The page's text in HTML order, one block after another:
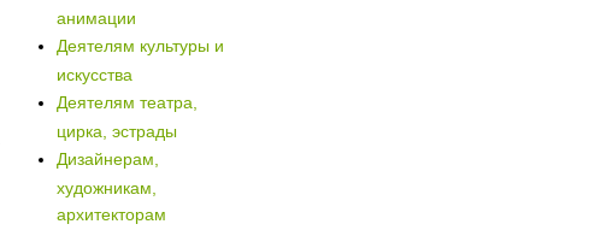
анимации
Деятелям культуры и
искусства
Деятелям театра,
цирка, эстрады
Дизайнерам,
художникам,
архитекторам